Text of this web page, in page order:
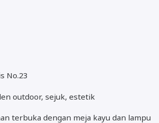
No.23
outdoor, sejuk, estetik
terbuka dengan meja kayu dan lampu